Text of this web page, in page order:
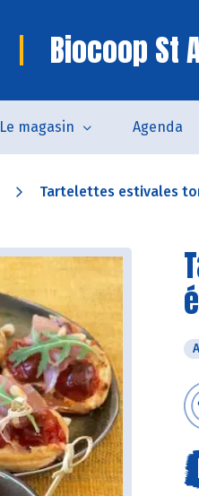
Biocoop St
Le magasin Agenda
Tartelettes estivales